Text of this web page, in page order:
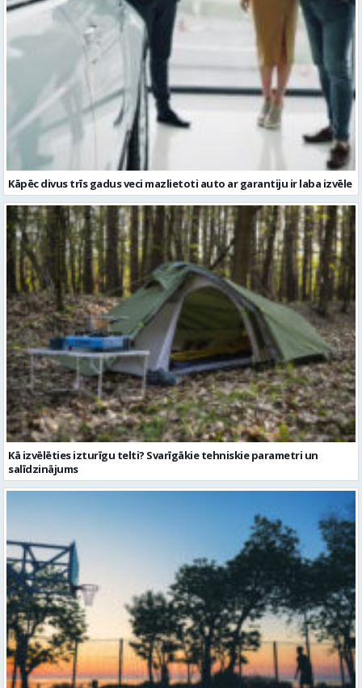
Kāpēc divus trīs gadus veci mazlietoti auto ar garantiju ir laba izvēle
Kā izvēlēties izturīgu telti? Svarīgākie tehniskie parametri un
salīdzinājums
Sporta vakari kļūst par daļu no Valmieras pilsētas ritma